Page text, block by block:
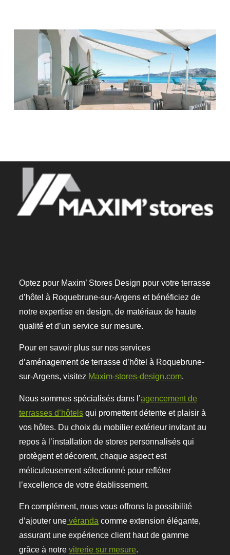
Optez pour Maxim’ Stores Design pour votre terrasse
d’hôtel à Roquebrune-sur-Argenset bénéficiez de
notre expertise en design, de matériaux de haute
qualité et d’un service sur mesure.
Pour en savoir plus sur nos services
d’aménagement de terrasse d’hôtel à Roquebrune-
sur-Argens, visitez Maxim-stores-design.com.
Nous sommes spécialisés dans l’agencement de
terrasses d’hôtelsqui promettent détente et plaisir à
vos hôtes. Du choix du mobilier extérieur invitant au
repos à l’installation de stores personnalisés qui
protègent et décorent, chaque aspect est
méticuleusement sélectionné pour refléter
l’excellence de votre établissement.
En complément, nous vous offrons la possibilité
d’ajouter unevéranda comme extension élégante,
assurant une expérience client haut de gamme
grâce à notre vitrerie sur mesure.